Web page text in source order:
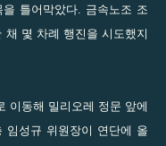
틀어막았다. 금속노조 조
채 몇 차례 행진을 시도했지
이동해 밀리오레 정문 앞에
임성규 위원장이 연단에 올